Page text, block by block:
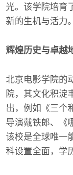
光。该学院培育
新的生机与活力。
辉煌历史与卓越
北京电影学院的
院，其文化积淀
出，例如《三个
导演戴铁郎、《
该校是全球唯一
科设置全面，学